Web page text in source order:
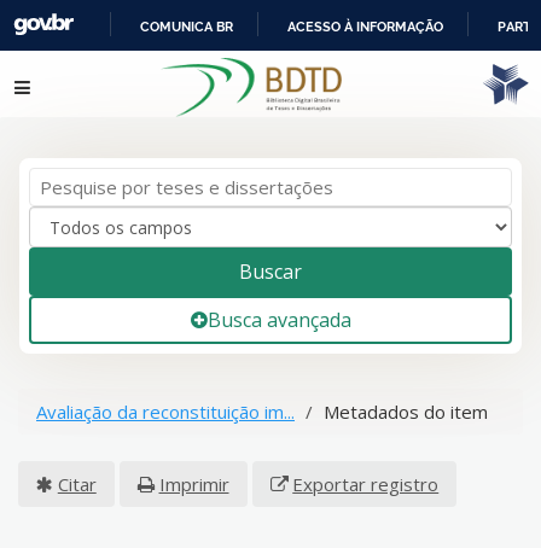
IR
PARA
COMUNICA BR ACESSO À INFORMAÇÃO
Pular para o conteúdo
Buscar
Busca avançada
Avaliação da reconstituição im... Metadados do item
Citar Imprimir Exportar registro